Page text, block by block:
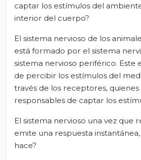
captar los estímulos del
interior del cuerpo?
El sistema nervioso de los
está formado por el sistema
sistema nervioso periférico. Este
de percibir los estímulos del
través de los receptores, quienes
responsables de captar los
El sistema nervioso una vez que
emite una respuesta
hace?